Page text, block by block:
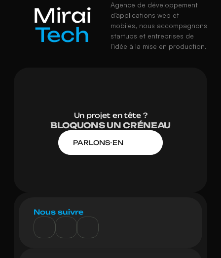
Mirai
Tech
Agence de développement
d’applications web et
mobiles, nous accompagnons
startups et entreprises de
l’idée à la mise en production.
Un projet en tête ?
BLOQUONS UN CRÉNEAU
PARLONS-EN
Nous suivre